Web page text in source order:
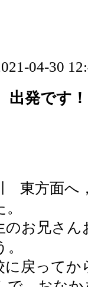
04-30
発です
東方面へ
のお兄さ
に戻って